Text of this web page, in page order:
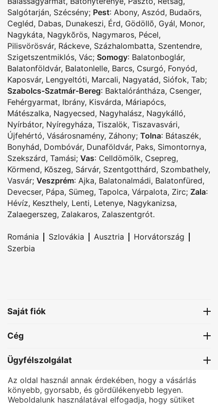
Salgótarján, Szécsény; Pest: Abony, Aszód, Budaörs,
Cegléd, Dabas, Dunakeszi, Érd, Gödöllõ, Gyál, Monor,
Nagykáta, Nagykõrös, Nagymaros, Pécel,
Pilisvörösvár, Ráckeve, Százhalombatta, Szentendre,
Szigetszentmiklós, Vác; Somogy: Balatonboglár,
Balatonföldvár, Balatonlelle, Barcs, Csurgó, Fonyód,
Kaposvár, Lengyeltóti, Marcali, Nagyatád, Siófok, Tab;
Szabolcs-Szatmár-Bereg: Baktalórántháza, Csenger,
Fehérgyarmat, Ibrány, Kisvárda, Máriapócs,
Mátészalka, Nagyecsed, Nagyhalász, Nagykálló,
Nyírbátor, Nyíregyháza, Tiszalök, Tiszavasvári,
Újfehértó, Vásárosnamény, Záhony; Tolna: Bátaszék,
Bonyhád, Dombóvár, Dunaföldvár, Paks, Simontornya,
Szekszárd, Tamási; Vas: Celldömölk, Csepreg,
Körmend, Kõszeg, Sárvár, Szentgotthárd, Szombathely,
Vasvár; Veszprém: Ajka, Balatonalmádi, Balatonfüred,
Devecser, Pápa, Sümeg, Tapolca, Várpalota, Zirc; Zala:
Hévíz, Keszthely, Lenti, Letenye, Nagykanizsa,
Zalaegerszeg, Zalakaros, Zalaszentgrót.
Románia | Szlovákia | Ausztria | Horvátország |
Szerbia
Saját fiók
Cég
Ügyfélszolgálat
Kapcsolat
Az oldal használ annak érdekében, hogy a vásárlás
könyebb, gyorsabb, és gördülékenyebb legyen.
Weboldalunk használatával elfogadja, hogy sütiket